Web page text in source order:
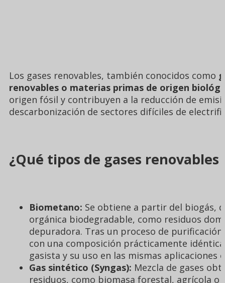
Los gases renovables, también conocidos como
renovables o materias primas de origen
origen fósil y contribuyen a la reducción de
descarbonización de sectores difíciles de
¿Qué tipos de gases renovables
Biometano: Se obtiene a partir del biogás,
orgánica biodegradable, como residuos
depuradora. Tras un proceso de
con una composición prácticamente
gasista y su uso en las mismas aplicaciones
Gas sintético (Syngas): Mezcla de gases
residuos, como biomasa forestal, agrícola